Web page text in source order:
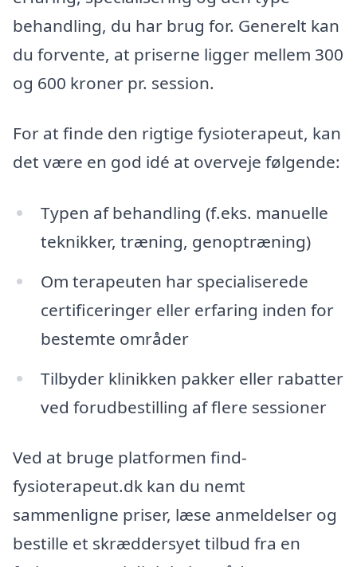
behandling, du har brug for. Generelt kan
du forvente, at priserne ligger mellem 300
og 600 kroner pr. session.
For at finde den rigtige fysioterapeut, kan
det være en god idé at overveje følgende:
Typen af behandling (f.eks. manuelle
teknikker, træning, genoptræning)
Om terapeuten har specialiserede
certificeringer eller erfaring inden for
bestemte områder
Tilbyder klinikken pakker eller rabatter
ved forudbestilling af flere sessioner
Ved at bruge platformen find-
fysioterapeut.dk kan du nemt
sammenligne priser, læse anmeldelser og
bestille et skræddersyet tilbud fra en